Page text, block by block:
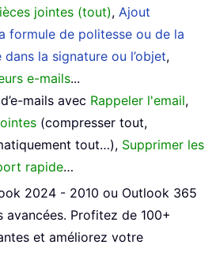
jointes (tout), Ajout
formule de politesse ou de la
dans la signature ou l’objet,
e-mails...
mails avec Rappeler l'email,
(compresser tout,
tout…), Supprimer les
rapide…
2024 - 2010 ou Outlook 365
Profitez de 100+
et améliorez votre